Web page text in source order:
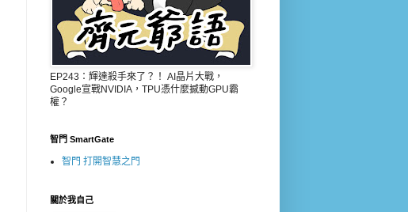
EP243：輝達殺手來了？！ AI晶片大戰，
Google宣戰NVIDIA，TPU憑什麼撼動GPU霸
權？
智門 SmartGate
智門 打開智慧之門
關於我自己